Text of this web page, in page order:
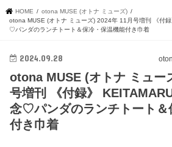
HOME
otona MUSE (オトナ ミューズ)
otona MUSE (オトナ ミューズ) 2024年 11月号増刊 《付
♡パンダのランチトート＆保冷・保温機能付き巾着
2024.09.28
otona MUSE (オトナ ミュー
号増刊 《付録》
念♡パンダのランチトート＆
付き巾着